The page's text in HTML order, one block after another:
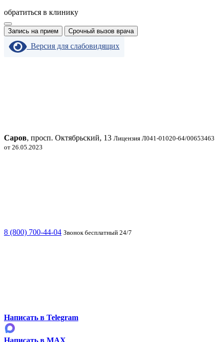
обратиться в клинику
Запись на прием Срочный вызов врача
Версия для слабовидящих
Саров, просп. Октябрьский, 13 Лицензия Л041-01020-64/00653463
от 26.05.2023
8 (800) 700-44-04 Звонок бесплатный 24/7
Написать в Telegram
Написать в MAX